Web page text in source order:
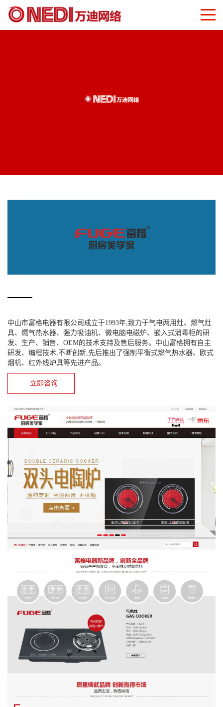
中山市富格电器有限公司成立于1993年,致力于气电两用灶、燃气灶
具、燃气热水器、强力吸油机、微电脑电磁炉、嵌入式消毒柜的研
发、生产、销售、OEM的技术支持及售后服务。中山富格拥有自主
研发、编程技术,不断创新,先后推出了强制平衡式燃气热水器、欧式
烟机、红外线炉具等先进产品。
立即咨询